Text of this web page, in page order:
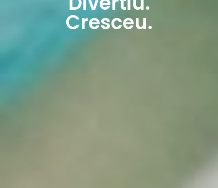
Cresceu.